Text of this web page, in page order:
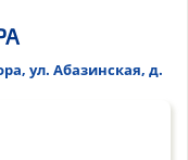
ул. Абазинская, д.